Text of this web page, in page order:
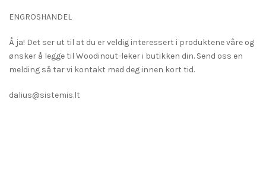
ENGROSHANDEL
Å ja! Det ser ut til at du er veldig interessert i produktene våre og
ønsker å legge til Woodinout-leker i butikken din. Send oss en
melding så tar vi kontakt med deg innen kort tid.
dalius@sistemis.lt